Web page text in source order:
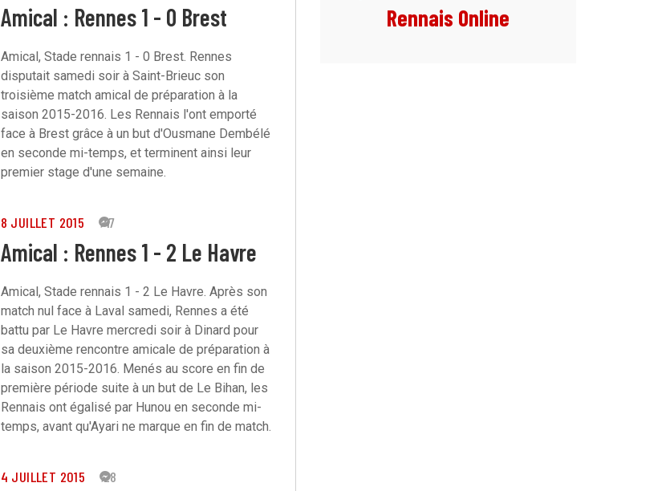
Amical : Rennes 1 - 0 Brest
Amical, Stade rennais 1 - 0 Brest. Rennes
disputait samedi soir à Saint-Brieuc son
troisième match amical de préparation à la
saison 2015-2016. Les Rennais l'ont emporté
face à Brest grâce à un but d'Ousmane Dembélé
en seconde mi-temps, et terminent ainsi leur
premier stage d'une semaine.
8 JUILLET 2015 47
Amical : Rennes 1 - 2 Le Havre
Amical, Stade rennais 1 - 2 Le Havre. Après son
match nul face à Laval samedi, Rennes a été
battu par Le Havre mercredi soir à Dinard pour
sa deuxième rencontre amicale de préparation à
la saison 2015-2016. Menés au score en fin de
première période suite à un but de Le Bihan, les
Rennais ont égalisé par Hunou en seconde mi-
temps, avant qu'Ayari ne marque en fin de match.
4 JUILLET 2015 28
Rennais Online